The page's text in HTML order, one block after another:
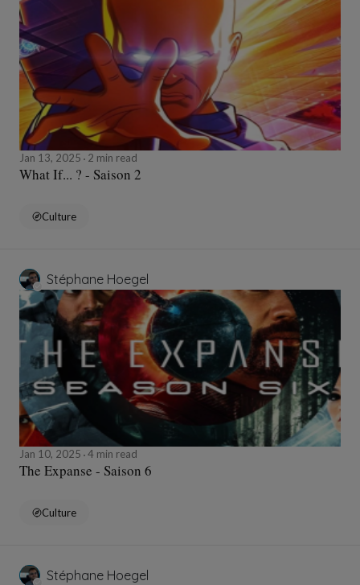
Jan 13, 2025 2 min read
What If... ? - Saison 2
Culture
Stéphane Hoegel
Jan 10, 2025 4 min read
The Expanse - Saison 6
Culture
Stéphane Hoegel